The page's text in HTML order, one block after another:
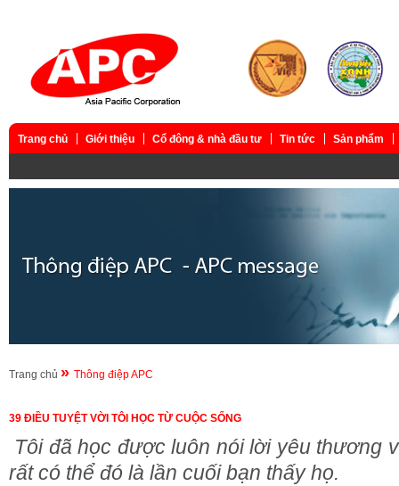
Trang chủ Giới thiệu Cổ đông & nhà đầu tư Tin tức Sản phẩm
Trang chủ » Thông điệp APC
39 ĐIỀU TUYỆT VỜI TÔI HỌC TỪ CUỘC SỐNG
Tôi đã học được luôn nói lời yêu thương
rất có thể đó là lần cuối bạn thấy họ.